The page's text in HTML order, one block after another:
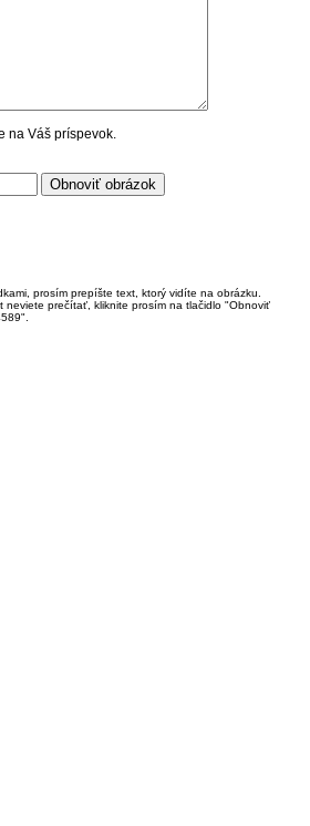
na Váš príspevok.
prosím prepíšte text, ktorý vidíte na obrázku.
prečítať, kliknite prosím na tlačidlo "Obnoviť